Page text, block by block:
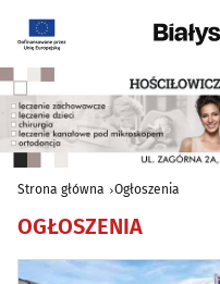
Strona główna Ogłoszenia
OGŁOSZENIA